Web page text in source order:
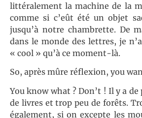
littéralement la machine de la
comme si c’eût été un objet
jusqu’à notre chambrette. De
dans le monde des lettres, je
« cool » qu’à ce moment-là.
So, après mûre réflexion, you
You know what ? Don’t ! Il y a
de livres et trop peu de forêts.
également, si on excepte les